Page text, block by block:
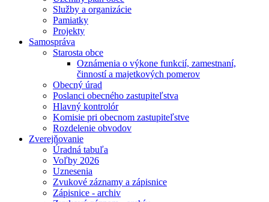
Služby a organizácie
Pamiatky
Projekty
Samospráva
Starosta obce
Oznámenia o výkone funkcií, zamestnaní,
činností a majetkových pomerov
Obecný úrad
Poslanci obecného zastupiteľstva
Hlavný kontrolór
Komisie pri obecnom zastupiteľstve
Rozdelenie obvodov
Zverejňovanie
Úradná tabuľa
Voľby 2026
Uznesenia
Zvukové záznamy a zápisnice
Zápisnice - archiv